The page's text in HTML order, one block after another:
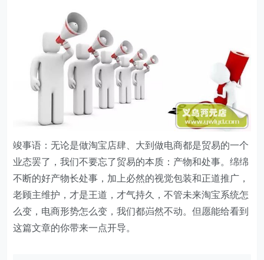
竣事语：无论是做淘宝店肆、大到做电商都是贸易的一个
业态罢了，我们不要忘了贸易的本质：产物和处事。绵绵
不断的好产物长处事，加上必然的视觉包装和正道推广，
老顾主维护，才是王道，才气持久，不管未来淘宝系统怎
么变，电商形势怎么变，我们都岿然不动。但愿能给看到
这篇文章的你带来一点开导。